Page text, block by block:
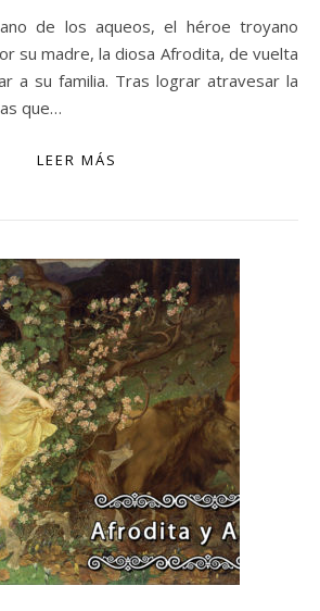
su madre, la diosa Afrodita, de vuelta
a su familia. Tras lograr atravesar la
que…
LEER MÁS